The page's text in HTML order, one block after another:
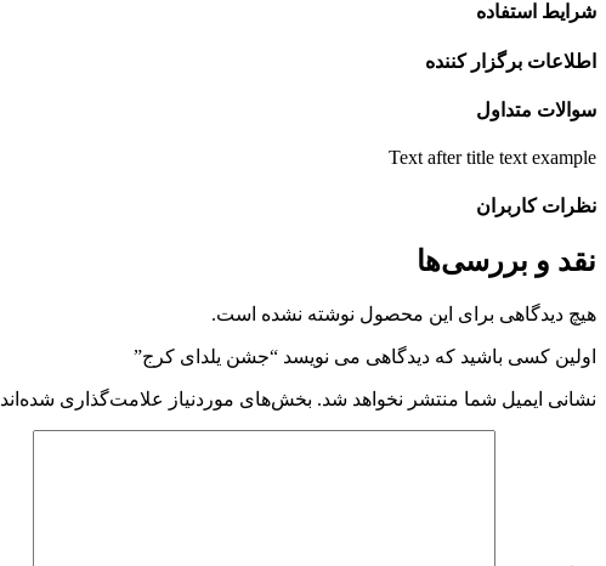
شرایط استفاده
اطلاعات برگزار کننده
سوالات متداول
Text after title text example
نظرات کاربران
نقد و بررسی‌ها
هیچ دیدگاهی برای این محصول نوشته نشده است.
اولین کسی باشید که دیدگاهی می نویسد “جشن یلدای کرج”
نشانی ایمیل شما منتشر نخواهد شد. بخش‌های موردنیاز علامت‌گذاری شده‌اند